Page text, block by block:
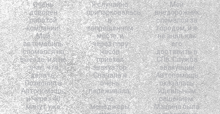
Очень
доволен
работой
компании!
Мой
автомобиль
сломался на
выезде, и я не
знал, что
делать.
Позвонил в
Автопомощь,
и через 40
минут уже
Я случайно
припарковалась
в
запрещенном
месте, и
через пару
часов
приехал
эвакуатор.
Сначала я
очень
переживала,
но
менеджеры
Мой
внедорожник
сломался за
городом, и я
не знал, как
его
доставить в
СПб. Служба
эвакуации
Автопомощь
оказалась
идеальным
решением.
Машина была